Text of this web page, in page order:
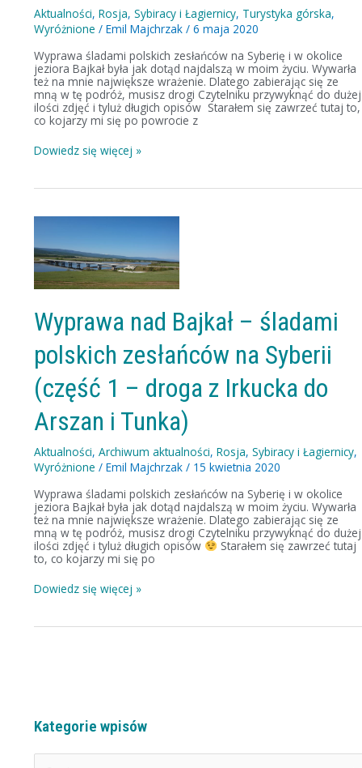
Kategorie wpisów
K
Aktualności,Rosja,Sybiracy i Łagiernicy, Turystyka górska,
Wyróżnione /Emil Majchrzak/6 maja 2020
Wyprawa śladami polskich zesłańców na Syberię i w okolice
jeziora Bajkał była jak dotąd najdalszą w moim życiu. Wywarła
też na mnie największe wrażenie. Dlatego zabierając się ze
mną w tę podróż, musisz drogi Czytelniku przywyknąć do dużej
ilości zdjęć i tyluż długich opisów Starałem się zawrzeć tutaj to,
co kojarzy mi się po powrocie z
Dowiedz się więcej »
Wyprawa nad Bajkał – śladami
polskich zesłańców na Syberii
(część 1 – droga z Irkucka do
Arszan i Tunka)
Aktualności,Archiwum aktualności,Rosja,Sybiracy i Łagiernicy,
Wyróżnione /Emil Majchrzak/ 15 kwietnia 2020
Wyprawa śladami polskich zesłańców na Syberię i w okolice
jeziora Bajkał była jak dotąd najdalszą w moim życiu. Wywarła
też na mnie największe wrażenie. Dlatego zabierając się ze
mną w tę podróż, musisz drogi Czytelniku przywyknąć do dużej
ilości zdjęć i tyluż długich opisów
Starałem się zawrzeć tutaj
to, co kojarzy mi się po
Bajkał
–
śladami
polskich
na
Syberii
(część
1
–
droga
z
Irkucka
do
Arszan
Tunka)
Dowiedz się więcej »